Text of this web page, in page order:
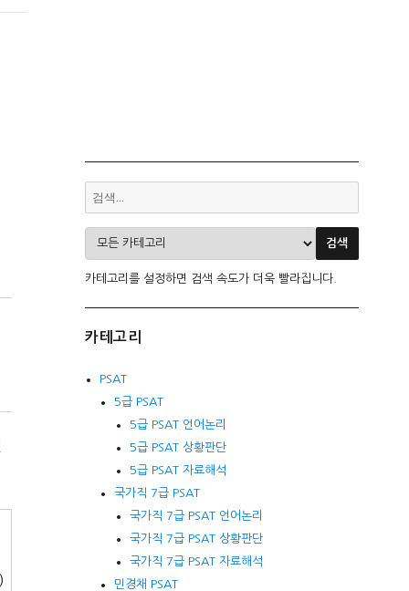
카테고리를 설정하면 검색 속도가 더욱 빨라집니다.
카테고리
PSAT
5급 PSAT
5급 PSAT 언어논리
5급 PSAT 상황판단
5급 PSAT 자료해석
국가직 7급 PSAT
국가직 7급 PSAT 언어논리
국가직 7급 PSAT 상황판단
국가직 7급 PSAT 자료해석
민경채 PSAT